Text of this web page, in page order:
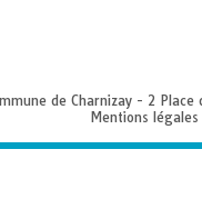
de Charnizay - 2
Mentions légales